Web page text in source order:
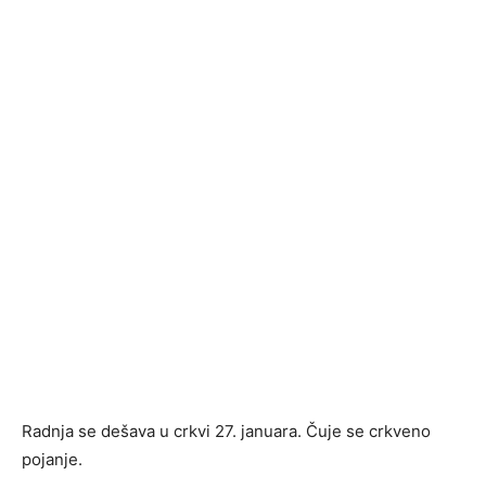
Radnja se dešava u crkvi 27. januara. Čuje se crkveno
pojanje.